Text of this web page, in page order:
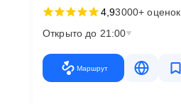
4,93000+ оценок
Открыто до 21:00
Маршрут